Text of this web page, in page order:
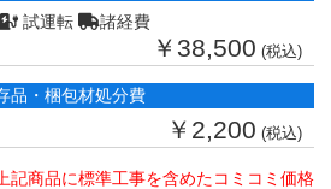
試運転 諸経費
￥38,500 (税込)
品・梱包材処分費
￥2,200 (税込)
上記商品に標準工事を含めたコミコミ価格